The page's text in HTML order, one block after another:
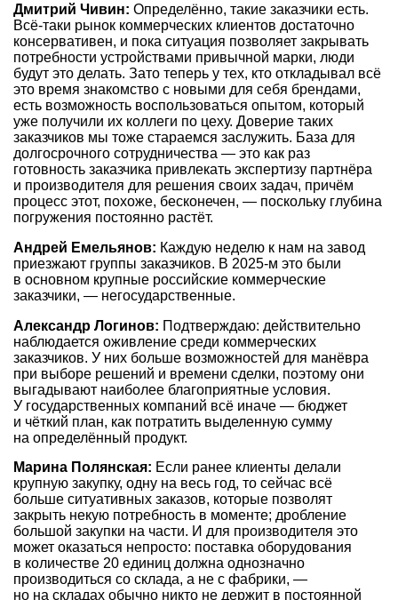
Дмитрий Чивин: Определённо, такие заказчики есть.
Всё-таки рынок коммерческих клиентов достаточно
консервативен, и пока ситуация позволяет закрывать
потребности устройствами привычной марки, люди
будут это делать. Зато теперь у тех, кто откладывал всё
это время знакомство с новыми для себя брендами,
есть возможность воспользоваться опытом, который
уже получили их коллеги по цеху. Доверие таких
заказчиков мы тоже стараемся заслужить. База для
долгосрочного сотрудничества — это как раз
готовность заказчика привлекать экспертизу партнёра
и производителя для решения своих задач, причём
процесс этот, похоже, бесконечен, — поскольку глубина
погружения постоянно растёт.
Андрей Емельянов: Каждую неделю к нам на завод
приезжают группы заказчиков. В 2025-м это были
в основном крупные российские коммерческие
заказчики, — негосударственные.
Александр Логинов: Подтверждаю: действительно
наблюдается оживление среди коммерческих
заказчиков. У них больше возможностей для манёвра
при выборе решений и времени сделки, поэтому они
выгадывают наиболее благоприятные условия.
У государственных компаний всё иначе — бюджет
и чёткий план, как потратить выделенную сумму
на определённый продукт.
Марина Полянская: Если ранее клиенты делали
крупную закупку, одну на весь год, то сейчас всё
больше ситуативных заказов, которые позволят
закрыть некую потребность в моменте; дробление
большой закупки на части. И для производителя это
может оказаться непросто: поставка оборудования
в количестве 20 единиц должна однозначно
производиться со склада, а не с фабрики, —
но на складах обычно никто не держит в постоянной